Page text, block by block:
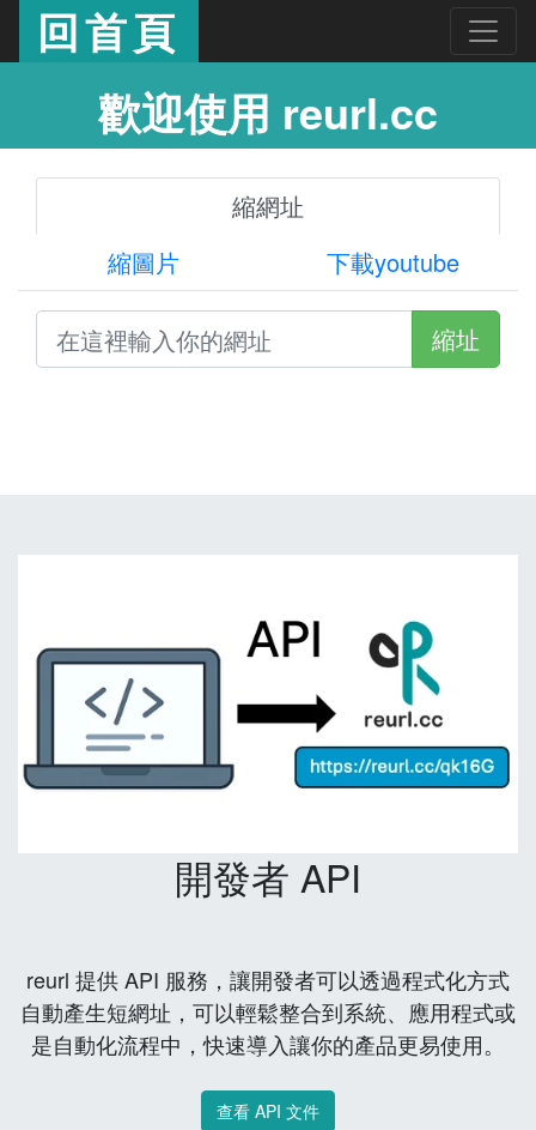
回首頁
歡迎使用 reurl.cc
縮網址
縮圖片
下載youtube
縮址
開發者 API
reurl 提供 API 服務，讓開發者可以透過程式化方式
自動產生短網址，可以輕鬆整合到系統、應用程式或
是自動化流程中，快速導入讓你的產品更易使用。
查看 API 文件